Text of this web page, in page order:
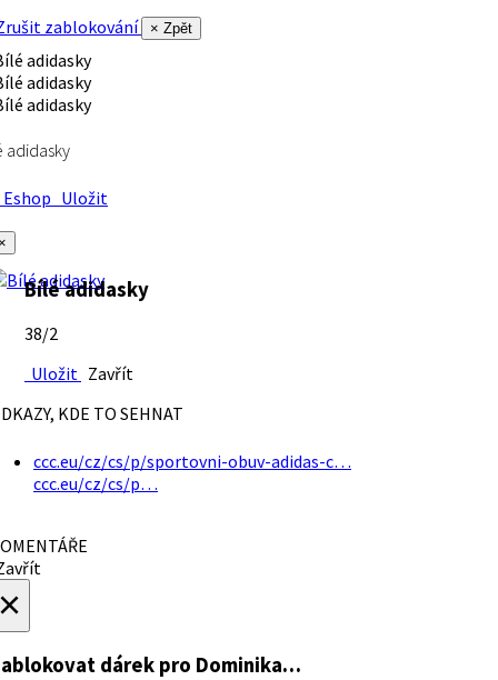
zablokování
× Zpět
adidasky
Uložit
Bílé adidasky
38/2
Uložit Zavřít
KDE TO SEHNAT
ccc.eu/cz/cs/p/sportovni-obuv-adidas-c…
ccc.eu/cz/cs/p…
dárek pro Dominika…